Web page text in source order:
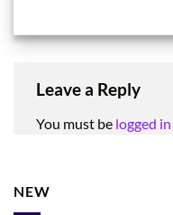
Leave a Reply
You must be logged in
NEW